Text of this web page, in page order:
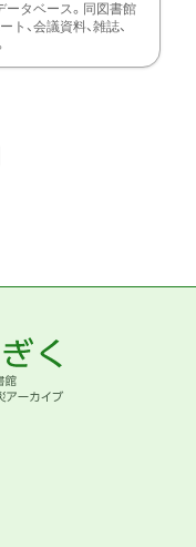
タベース。同図書館
、会議資料、雑誌、